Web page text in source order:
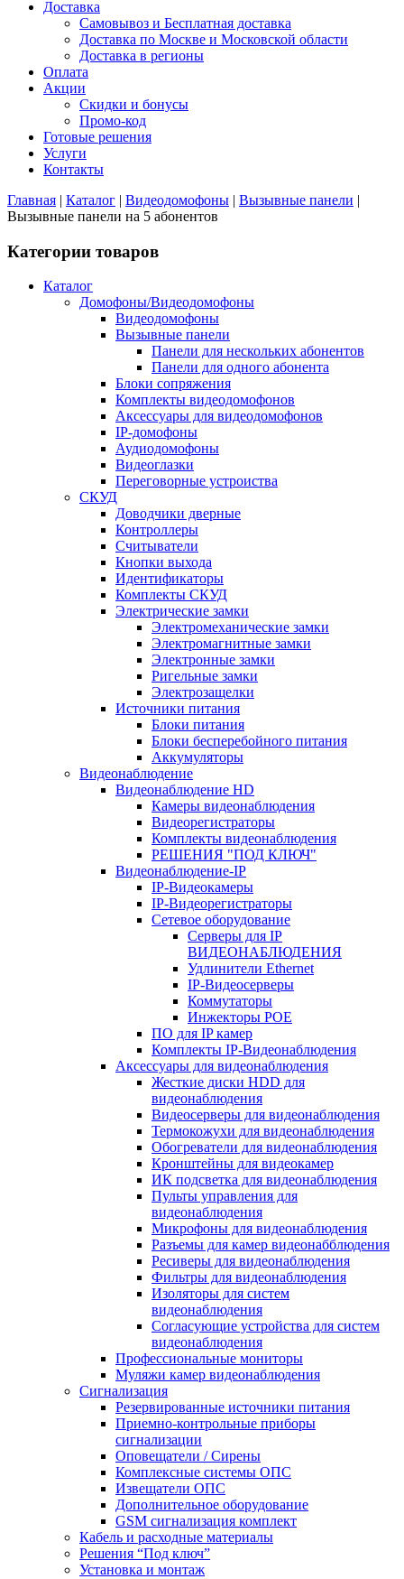
Доставка
Самовывоз и Бесплатная доставка
Доставка по Москве и Московской области
Доставка в регионы
Оплата
Акции
Скидки и бонусы
Промо-код
Готовые решения
Услуги
Контакты
Главная | Каталог | Видеодомофоны | Вызывные панели |
Вызывные панели на 5 абонентов
Категории товаров
Каталог
Домофоны/Видеодомофоны
Видеодомофоны
Вызывные панели
Панели для нескольких абонентов
Панели для одного абонента
Блоки сопряжения
Комплекты видеодомофонов
Аксессуары для видеодомофонов
IP-домофоны
Аудиодомофоны
Видеоглазки
Переговорные устроиства
СКУД
Доводчики дверные
Контроллеры
Считыватели
Кнопки выхода
Идентификаторы
Комплекты СКУД
Электрические замки
Электромеханические замки
Электромагнитные замки
Электронные замки
Ригельные замки
Электрозащелки
Источники питания
Блоки питания
Блоки бесперебойного питания
Аккумуляторы
Видеонаблюдение
Видеонаблюдение HD
Камеры видеонаблюдения
Видеорегистраторы
Комплекты видеонаблюдения
РЕШЕНИЯ "ПОД КЛЮЧ"
Видеонаблюдение-IP
IP-Видеокамеры
IP-Видеорегистраторы
Сетевое оборудование
Серверы для IP
ВИДЕОНАБЛЮДЕНИЯ
Удлинители Ethernet
IP-Видеосерверы
Коммутаторы
Инжекторы POE
ПО для IP камер
Комплекты IP-Видеонаблюдения
Аксессуары для видеонаблюдения
Жесткие диски HDD для
видеонаблюдения
Видеосерверы для видеонаблюдения
Термокожухи для видеонаблюдения
Обогреватели для видеонаблюдения
Кронштейны для видеокамер
ИК подсветка для видеонаблюдения
Пульты управления для
видеонаблюдения
Микрофоны для видеонаблюдения
Разъемы для камер видеонабблюдения
Ресиверы для видеонаблюдения
Фильтры для видеонаблюдения
Изоляторы для систем
видеонаблюдения
Согласующие устройства для систем
видеонаблюдения
Профессиональные мониторы
Муляжи камер видеонаблюдения
Сигнализация
Резервированные источники питания
Приемно-контрольные приборы
сигнализации
Оповещатели / Сирены
Комплексные системы ОПС
Извещатели ОПС
Дополнительное оборудование
GSM сигнализация комплект
Кабель и расходные материалы
Решения “Под ключ”
Установка и монтаж